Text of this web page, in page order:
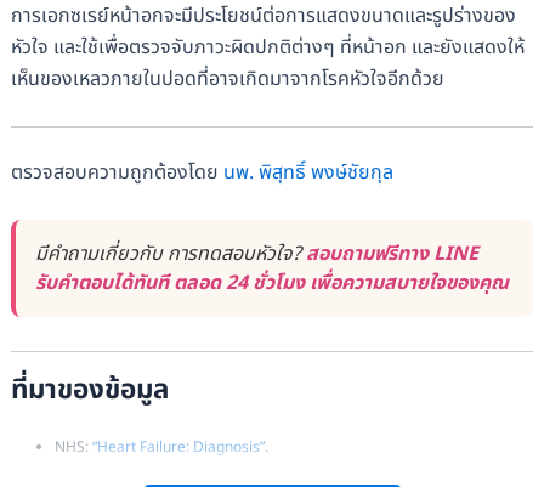
การเอกซเรย์หน้าอกจะมีประโยชน์ต่อการแสดงขนาดและรูปร่างของ
หัวใจ และใช้เพื่อตรวจจับภาวะผิดปกติต่างๆ ที่หน้าอก และยังแสดงให้
เห็นของเหลวภายในปอดที่อาจเกิดมาจากโรคหัวใจอีกด้วย
ตรวจสอบความถูกต้องโดย นพ. พิสุทธิ์ พงษ์ชัยกุล
มีคำถามเกี่ยวกับ การทดสอบหัวใจ?สอบถามฟรีทาง LINE
รับคำตอบได้ทันที ตลอด 24 ชั่วโมง เพื่อความสบายใจของคุณ
ที่มาของข้อมูล
NHS: “Heart Failure: Diagnosis”.